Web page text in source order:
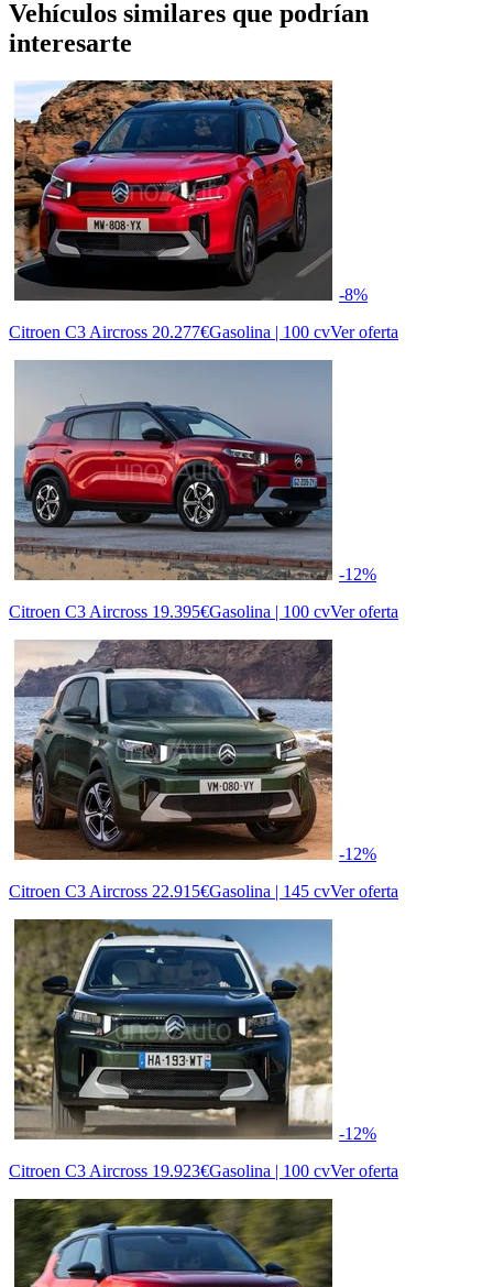
Vehículos similares que podrían
interesarte
-8%
Citroen C3 Aircross 20.277€Gasolina | 100 cvVer oferta
-12%
Citroen C3 Aircross 19.395€Gasolina | 100 cvVer oferta
-12%
Citroen C3 Aircross 22.915€Gasolina | 145 cvVer oferta
-12%
Citroen C3 Aircross 19.923€Gasolina | 100 cvVer oferta